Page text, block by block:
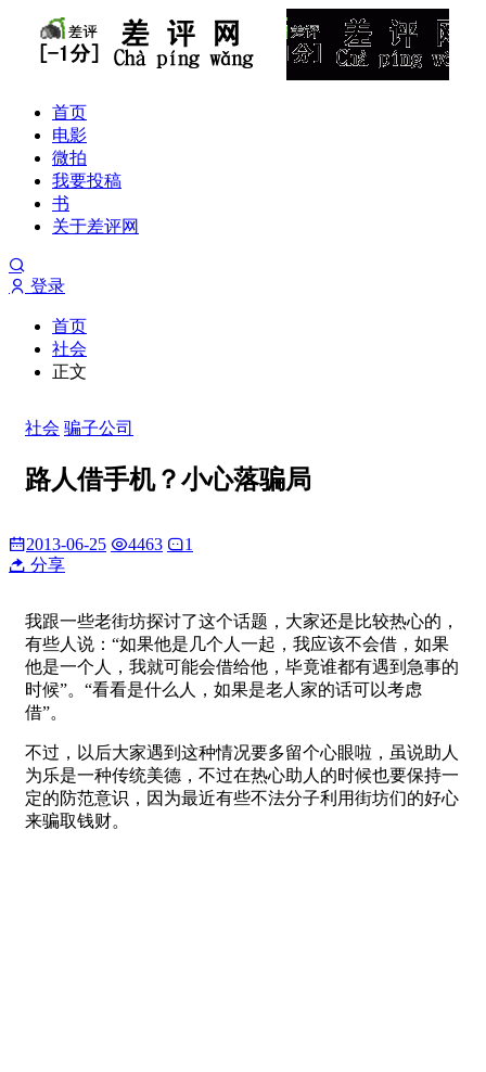
首页
电影
微拍
我要投稿
书
关于差评网
登录
首页
社会
正文
社会 骗子公司
路人借手机？小心落骗局
2013-06-25 4463
1
分享
我跟一些老街坊探讨了这个话题，大家还是比较热心的，
有些人说：“如果他是几个人一起，我应该不会借，如果
他是一个人，我就可能会借给他，毕竟谁都有遇到急事的
时候”。“看看是什么人，如果是老人家的话可以考虑
借”。
不过，以后大家遇到这种情况要多留个心眼啦，虽说助人
为乐是一种传统美德，不过在热心助人的时候也要保持一
定的防范意识，因为最近有些不法分子利用街坊们的好心
来骗取钱财。